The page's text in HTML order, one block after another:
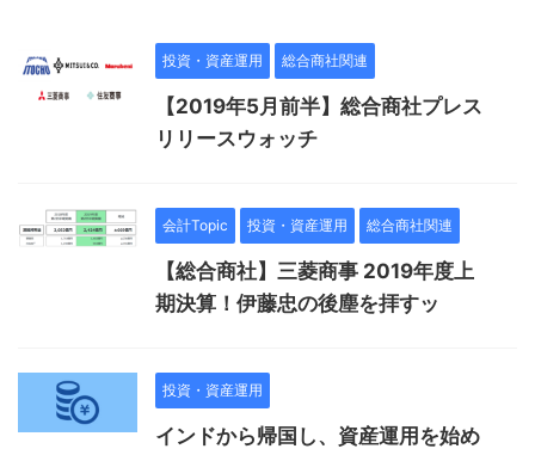
投資・資産運用 総合商社関連
【2019年5月前半】総合商社プレス
リリースウォッチ
会計Topic 投資・資産運用 総合商社関連
【総合商社】三菱商事 2019年度上
期決算！伊藤忠の後塵を拝すッ
投資・資産運用
インドから帰国し、資産運用を始め